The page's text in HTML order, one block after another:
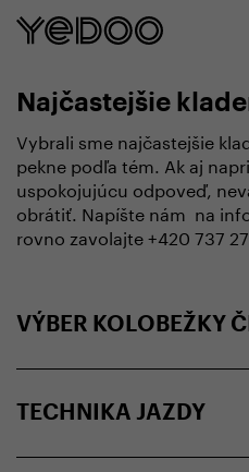
Najčastejšie
Vybrali sme najčastejšie
pekne podľa tém. Ak aj
uspokojujúcu odpoveď,
obrátiť. Napíšte nám na
rovno zavolajte +420 737
VÝBER KOLOBEŽKY
TECHNIKA JAZDY